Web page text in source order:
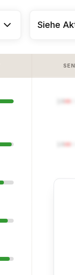
Siehe
14